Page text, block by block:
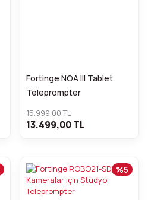
Fortinge NOA III Tablet
Teleprompter
15.999,00 TL
13.499,00 TL
%5